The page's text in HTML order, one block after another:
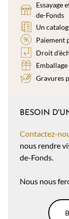
Essayage
de-Fonds
Un
Paiement
Droit
Gravures
BESOIN
Contactez-
nous rendre
de-Fonds.
Nous nous